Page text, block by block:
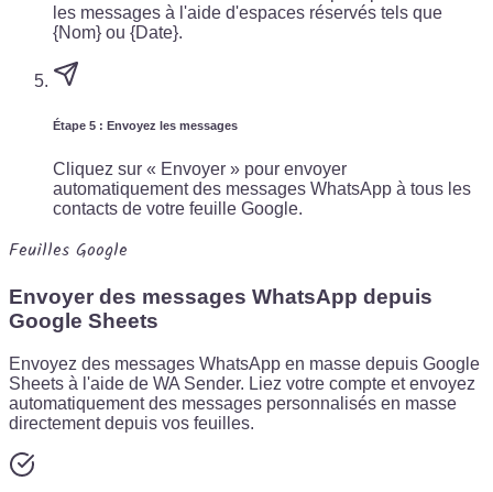
les messages à l'aide d'espaces réservés tels que
{Nom} ou {Date}.
Étape 5 : Envoyez les messages
Cliquez sur « Envoyer » pour envoyer
automatiquement des messages WhatsApp à tous les
contacts de votre feuille Google.
Feuilles Google
Envoyer des messages WhatsApp depuis
Google Sheets
Envoyez des messages WhatsApp en masse depuis Google
Sheets à l'aide de WA Sender. Liez votre compte et envoyez
automatiquement des messages personnalisés en masse
directement depuis vos feuilles.